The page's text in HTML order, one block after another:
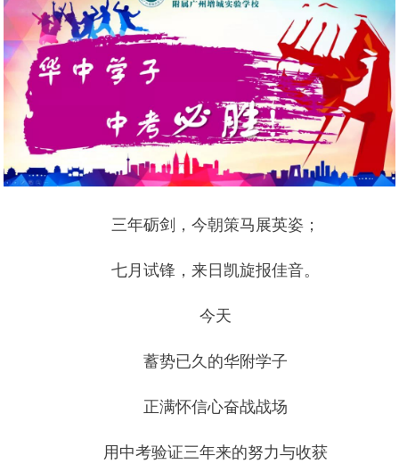
三年砺剑，今朝策马展英姿；
七月试锋，来日凯旋报佳音。
今天
蓄势已久的华附学子
正满怀信心奋战战场
用中考验证三年来的努力与收获